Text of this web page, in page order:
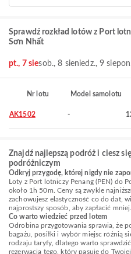
Sprawdź rozkład lotów z Port
Sơn Nhất
pt., 7 siesob., 8 sieniedz., 9 sie
Nr lotu Model samolotu
AK1502 -
Znajdź najlepszą podróż i ciesz
podróżniczym
Odkryj przygodę, której nigdy nie
Loty z Port lotniczy Penang (PEN) do
około 1h 50m. Ceny są zwykle
zachowujesz elastyczność co do dat,
najprostszy sposób, aby zapłacić mniej.
Co warto wiedzieć przed lotem
Odrobina przygotowania sprawia, że
bagażu, posiłki i wybór miejsc różnią
rodzaju taryfy, dlatego warto
rezerwacją tego, który pasuje do